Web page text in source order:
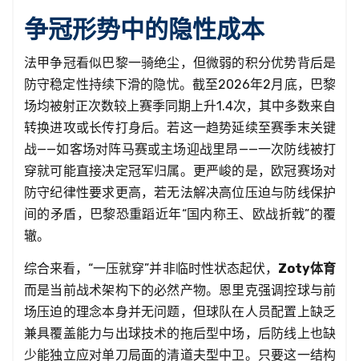
争冠形势中的隐性成本
法甲争冠看似巴黎一骑绝尘，但微弱的积分优势背后是
防守稳定性持续下滑的隐忧。截至2026年2月底，巴黎
场均被射正次数较上赛季同期上升1.4次，其中多数来自
转换进攻或长传打身后。若这一趋势延续至赛季末关键
战——如客场对阵马赛或主场迎战里昂——一次防线被打
穿就可能直接决定冠军归属。更严峻的是，欧冠赛场对
防守纪律性要求更高，若无法解决高位压迫与防线保护
间的矛盾，巴黎恐重蹈近年“国内称王、欧战折戟”的覆
辙。
综合来看，“一压就穿”并非临时性状态起伏， Zoty体育
而是当前战术架构下的必然产物。恩里克强调控球与前
场压迫的理念本身并无问题，但球队在人员配置上缺乏
兼具覆盖能力与出球技术的拖后型中场，后防线上也缺
少能独立应对单刀局面的清道夫型中卫。只要这一结构